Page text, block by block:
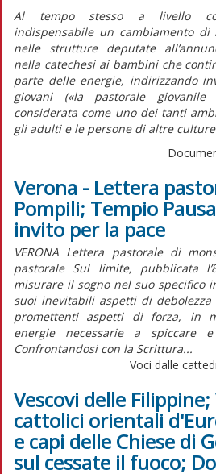
Al tempo stesso a livello
indispensabile un cambiamento di
nelle strutture deputate
nella catechesi ai bambini che
parte delle energie, indirizzando
giovani («la pastorale
considerata come uno dei tanti
gli adulti e le persone di altre
Verona - Lettera
Pompili; Tempio
invito per la pace
VERONA Lettera pastorale di
pastorale Sul limite, pubblicata
misurare il sogno nel suo specifico
suoi inevitabili aspetti di
promettenti aspetti di forza, in
energie necessarie a spiccare
Confrontandosi con la Scrittura...
Voci dalle
Vescovi delle Filippine;
cattolici orientali
e capi delle Chiese di
sul cessate il fuoco;